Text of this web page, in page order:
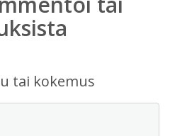
tai kokemus